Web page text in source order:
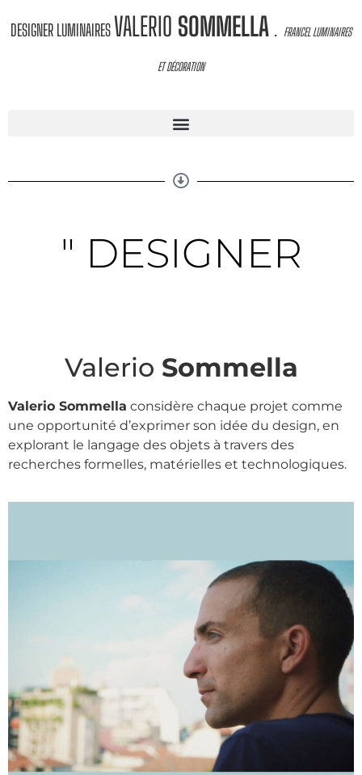
DESIGNER LUMINAIRESVALERIO SOMMELLA . FRANCEL LUMINAIRES
ET DÉCORATION
" DESIGNER
Valerio Sommella
Valerio Sommella considère chaque projet comme
une opportunité d’exprimer son idée du design, en
explorant le langage des objets à travers des
recherches formelles, matérielles et technologiques.